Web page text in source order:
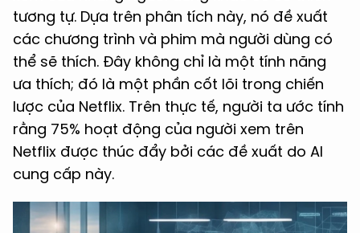
tương tự. Dựa trên phân tích này, nó đề xuất
các chương trình và phim mà người dùng có
thể sẽ thích. Đây không chỉ là một tính năng
ưa thích; đó là một phần cốt lõi trong chiến
lược của Netflix. Trên thực tế, người ta ước tính
rằng 75% hoạt động của người xem trên
Netflix được thúc đẩy bởi các đề xuất do AI
cung cấp này.